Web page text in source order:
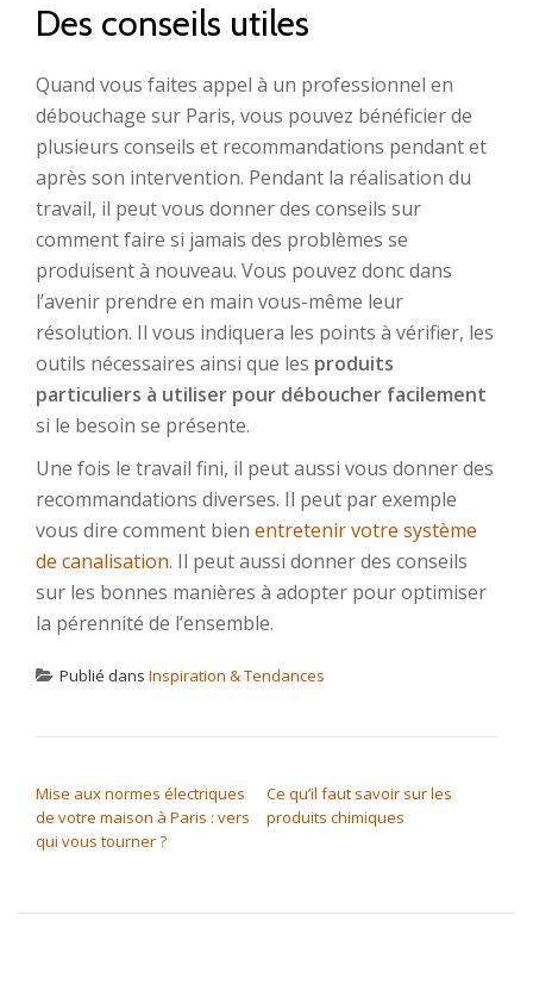
Des conseils utiles
Quand vous faites appel à un professionnel en
débouchage sur Paris, vous pouvez bénéficier de
plusieurs conseils et recommandations pendant et
après son intervention. Pendant la réalisation du
travail, il peut vous donner des conseils sur
comment faire si jamais des problèmes se
produisent à nouveau. Vous pouvez donc dans
l’avenir prendre en main vous-même leur
résolution. Il vous indiquera les points à vérifier, les
outils nécessaires ainsi que les produits
particuliers à utiliser pour déboucher facilement
si le besoin se présente.
Une fois le travail fini, il peut aussi vous donner des
recommandations diverses. Il peut par exemple
vous dire comment bien entretenir votre système
de canalisation. Il peut aussi donner des conseils
sur les bonnes manières à adopter pour optimiser
la pérennité de l’ensemble.
Publié dans Inspiration & Tendances
Mise aux normes électriques
de votre maison à Paris : vers
qui vous tourner ?
Ce qu’il faut savoir sur les
produits chimiques